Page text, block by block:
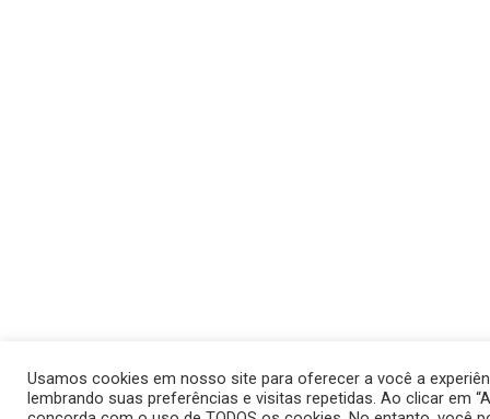
Usamos cookies em nosso site para oferecer a você a
lembrando suas preferências e visitas repetidas. Ao clicar em